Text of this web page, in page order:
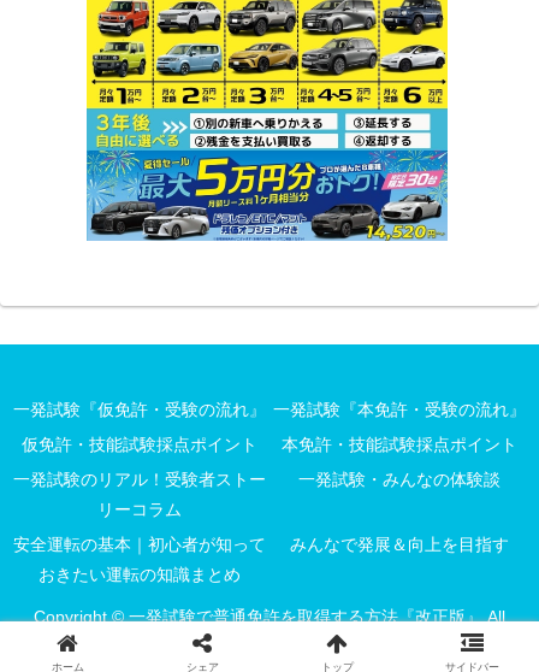
一発試験『仮免許・受験の流れ』
一発試験『本免許・受験の流れ』
仮免許・技能試験採点ポイント
本免許・技能試験採点ポイント
一発試験のリアル！受験者ストー
リーコラム
一発試験・みんなの体験談
安全運転の基本｜初心者が知って
おきたい運転の知識まとめ
みんなで発展＆向上を目指す
Copyright © 一発試験で普通免許を取得する方法『改正版』 All
Rights Reserved.
ホーム シェア トップ サイドバー